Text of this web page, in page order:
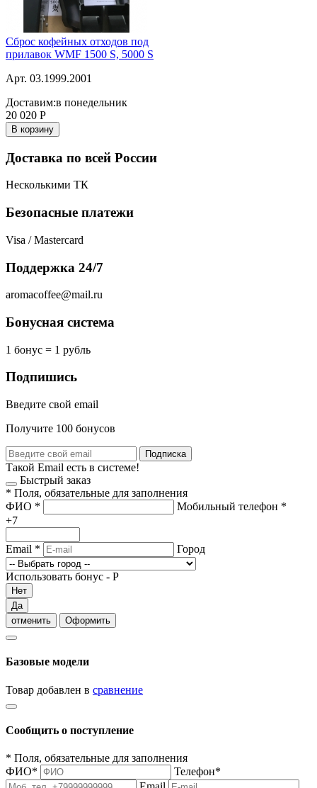
Сброс кофейных отходов под
прилавок WMF 1500 S, 5000 S
Арт. 03.1999.2001
Доставим:в понедельник
20 020 Р
В корзину
Доставка по всей России
Несколькими ТК
Безопасные платежи
Visa / Mastercard
Поддержка 24/7
aromacoffee@mail.ru
Бонусная система
1 бонус = 1 рубль
Подпишись
Введите свой email
Получите 100 бонусов
Подписка
Такой Email есть в системе!
Быстрый заказ
* Поля, обязательные для заполнения
ФИО * Мобильный телефон *
+7
Email * Город
Использовать бонус - Р
Нет
Да
отменить
Оформить
Базовые модели
Товар добавлен в сравнение
Сообщить о поступление
* Поля, обязательные для заполнения
ФИО* Телефон*